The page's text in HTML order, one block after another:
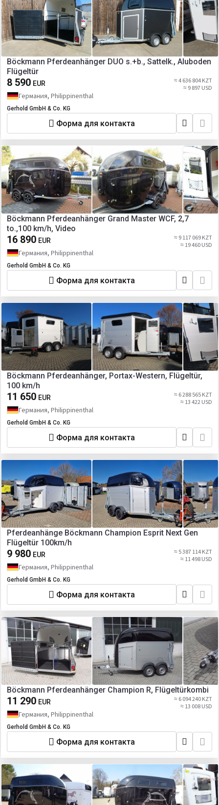
Böckmann Pferdeanhänger DUO s.+b., Sattelk., Aluboden
Flügeltür
8 590 EUR
≈ 4 636 804 KZT
≈ 9 897 USD
Германия, Philippinenthal
Gerhold GmbH & Co. KG
Форма для контакта
Böckmann Pferdeanhänger Grand Master WCF, 2,7
to.,100 km/h, Video
16 890 EUR
≈ 9 117 069 KZT
≈ 19 460 USD
Германия, Philippinenthal
Gerhold GmbH & Co. KG
Форма для контакта
Böckmann Pferdeanhänger, Portax-Western, Flügeltür,
100 km/h
11 650 EUR
≈ 6 288 565 KZT
≈ 13 422 USD
Германия, Philippinenthal
Gerhold GmbH & Co. KG
Форма для контакта
Pferdeanhänge Böckmann Champion Esprit Next Gen
Flügeltür 100km/h
9 980 EUR
≈ 5 387 114 KZT
≈ 11 498 USD
Германия, Philippinenthal
Gerhold GmbH & Co. KG
Форма для контакта
Böckmann Pferdeanhänger Champion R, Flügeltürkombi
11 290 EUR
≈ 6 094 240 KZT
≈ 13 008 USD
Германия, Philippinenthal
Gerhold GmbH & Co. KG
Форма для контакта